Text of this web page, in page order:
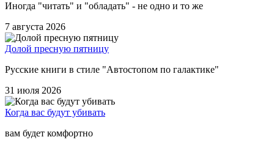
Иногда "читать" и "обладать" - не одно и то же
7 августа 2026
Долой пресную пятницу
Русские книги в стиле "Автостопом по галактике"
31 июля 2026
Когда вас будут убивать
вам будет комфортно